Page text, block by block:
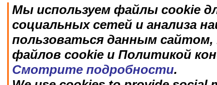
Мы используем файлы cookie
социальных сетей и анализа
пользоваться данным
файлов cookie и Политикой
Смотрите подробности.